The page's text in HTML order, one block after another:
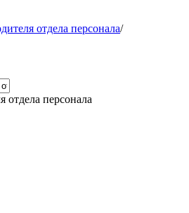
отдела персонала/
отдела персонала